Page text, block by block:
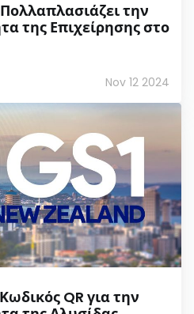
την
της Επιχείρησης στο
Nov 12 2024
QR για την